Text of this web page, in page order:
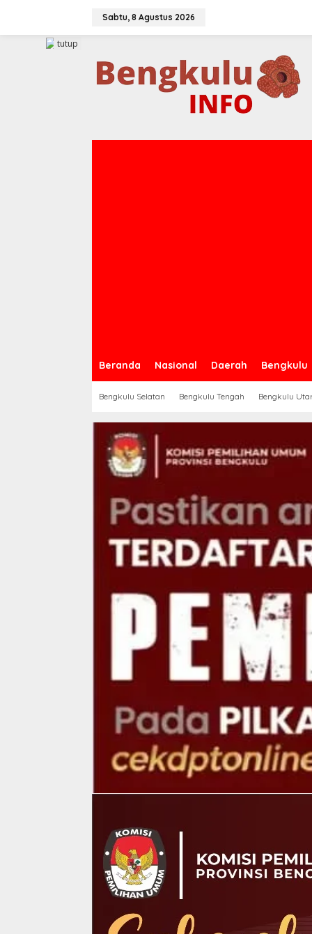
Sabtu, 8 Agustus 2026
Beranda Nasional Daerah Bengkulu
Bengkulu Selatan Bengkulu Tengah Bengkulu
tutup